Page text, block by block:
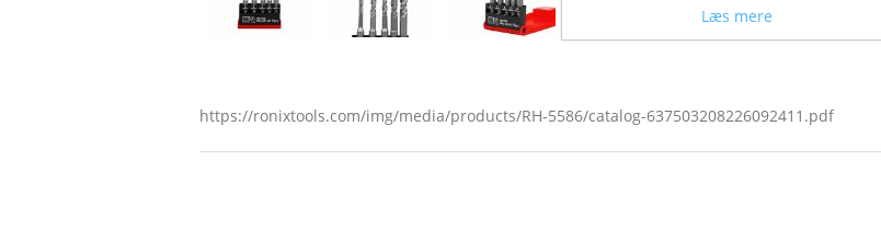
https://ronixtools.com/img/media/products/RH-5586/catalog-637503208226092411.pdf
Læs mere